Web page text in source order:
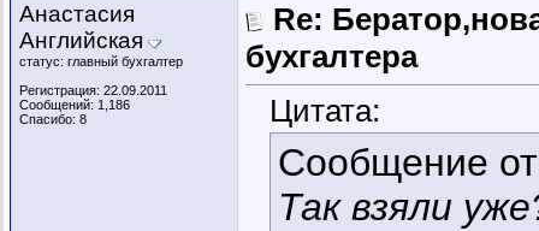
Анастасия
Английская
статус: главный бухгалтер
Регистрация: 22.09.2011
Сообщений: 1,186
Спасибо: 8
Re:
бухгалтера
Цитата:
Сообщение
Так взяли